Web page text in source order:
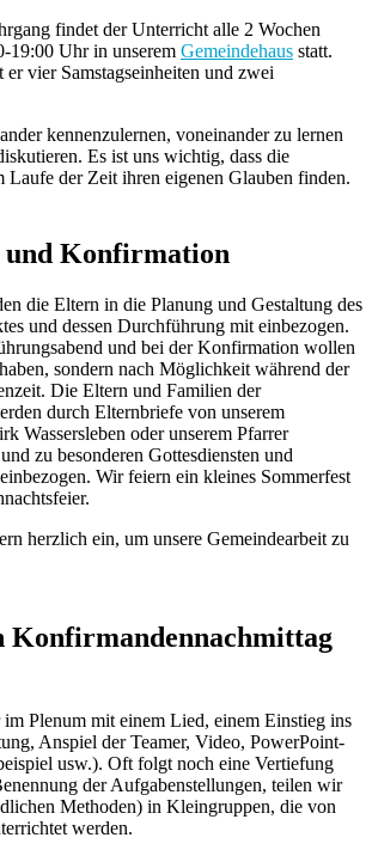
findet der Unterricht alle 2 Wochen
19:00 Uhr in unserem Gemeindehaus statt.
er vier Samstagseinheiten und zwei
kennenzulernen, voneinander zu lernen
Es ist uns wichtig, dass die
der Zeit ihren eigenen Glauben finden.
Konfirmation
die Eltern in die Planung und Gestaltung des
und dessen Durchführung mit einbezogen.
und bei der Konfirmation wollen
sondern nach Möglichkeit während der
Die Eltern und Familien der
durch Elternbriefe von unserem
Wassersleben oder unserem Pfarrer
zu besonderen Gottesdiensten und
Wir feiern ein kleines Sommerfest
herzlich ein, um unsere Gemeindearbeit zu
Konfirmandennachmittag
Plenum mit einem Lied, einem Einstieg ins
Anspiel der Teamer, Video, PowerPoint-
usw.). Oft folgt noch eine Vertiefung
der Aufgabenstellungen, teilen wir
Methoden) in Kleingruppen, die von
werden.